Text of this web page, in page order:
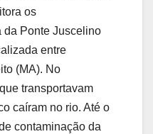
os
da Ponte Juscelino
entre
(MA). No
transportavam
caíram no rio. Até o
contaminação da